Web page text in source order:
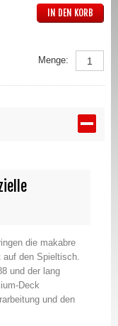
IN DEN KORB
Menge:
die makabre
auf den Spieltisch.
und der lang
Deck
und den